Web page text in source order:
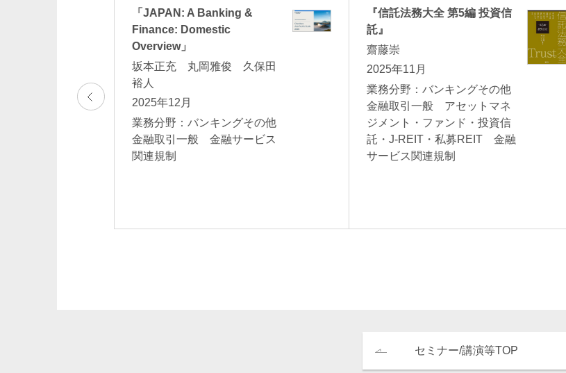
その他金融取引
「JAPAN: A Banking &
Finance: Domestic
Overview」
坂本正充 丸岡雅俊 久保田
裕人
2025年12月
業務分野：バンキングその他
金融取引一般 金融サービス
関連規制
『信託法務大全 第5編 投資信
託』
齋藤崇
2025年11月
業務分野：バンキングその他
金融取引一般 アセットマネ
ジメント・ファンド・投資信
託・J-REIT・私募REIT 金融
サービス関連規制
セミナー/講演等TOP